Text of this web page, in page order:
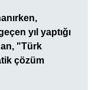
yıl yaptığı
"Türk
çözüm